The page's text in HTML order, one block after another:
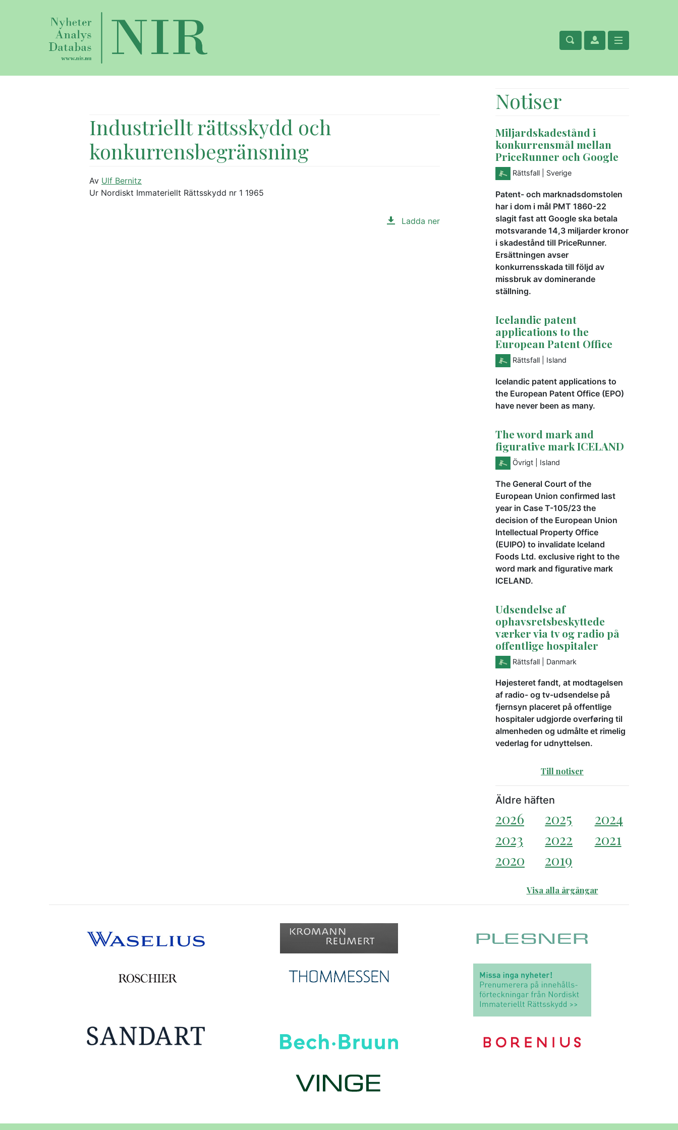
Industriellt rättsskydd och
konkurrensbegränsning
Av Ulf Bernitz
Ur Nordiskt Immateriellt Rättsskydd nr 1 1965
Ladda ner
Notiser
Miljardskadestånd i
konkurrensmål mellan
PriceRunner och Google
Rättsfall | Sverige
Patent- och marknadsdomstolen
har i dom i mål PMT 1860-22
slagit fast att Google ska betala
motsvarande 14,3 miljarder kronor
i skadestånd till PriceRunner.
Ersättningen avser
konkurrensskada till följd av
missbruk av dominerande
ställning.
Icelandic patent
applications to the
European Patent Office
Rättsfall | Island
Icelandic patent applications to
the European Patent Office (EPO)
have never been as many.
The word mark and
figurative mark ICELAND
Övrigt | Island
The General Court of the
European Union confirmed last
year in Case T-105/23 the
decision of the European Union
Intellectual Property Office
(EUIPO) to invalidate Iceland
Foods Ltd. exclusive right to the
word mark and figurative mark
ICELAND.
Udsendelse af
ophavsretsbeskyttede
værker via tv og radio på
offentlige hospitaler
Rättsfall | Danmark
Højesteret fandt, at modtagelsen
af radio- og tv-udsendelse på
fjernsyn placeret på offentlige
hospitaler udgjorde overføring til
almenheden og udmålte et rimelig
vederlag for udnyttelsen.
Till notiser
Äldre häften
2026 2025
2024
2023
2022
2021
2020
2019
Visa alla årgångar